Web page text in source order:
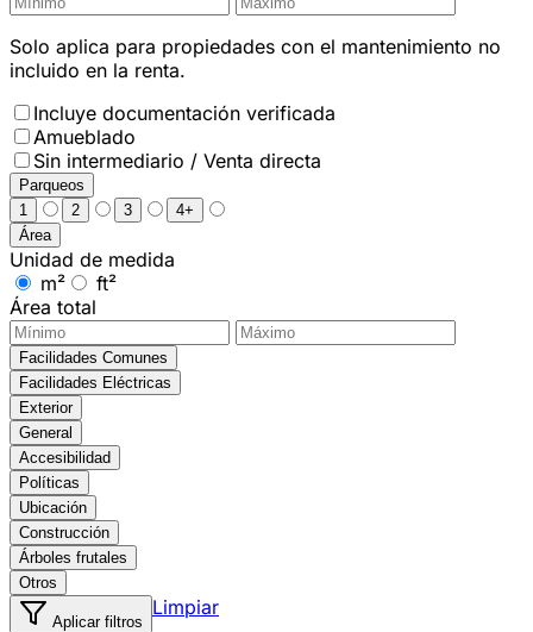
Solo aplica para propiedades con el mantenimiento no
incluido en la renta.
Incluye documentación verificada
Amueblado
Sin intermediario / Venta directa
Parqueos
1
2 3
4+
Área
Unidad de medida
m²
ft²
Área total
Facilidades Comunes
Facilidades Eléctricas
Exterior
General
Accesibilidad
Políticas
Ubicación
Construcción
Árboles frutales
Otros
Aplicar filtros
Limpiar